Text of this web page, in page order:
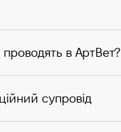
проводять в АртВет?
супровід